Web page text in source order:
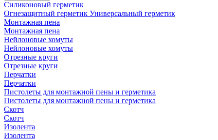
Силиконовый герметик
Огнезащитный герметик Универсальный герметик
Монтажная пена
Монтажная пена
Нейлоновые хомуты
Нейлоновые хомуты
Отрезные круги
Отрезные круги
Перчатки
Перчатки
Пистолеты для монтажной пены и герметика
Пистолеты для монтажной пены и герметика
Скотч
Скотч
Изолента
Изолента